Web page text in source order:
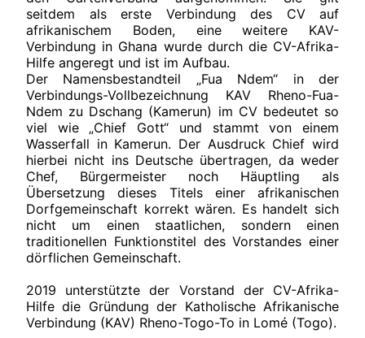
seitdem als erste Verbindung des CV auf
afrikanischem Boden, eine weitere KAV-
Verbindung in Ghana wurde durch die CV-Afrika-
Hilfe angeregt und ist im Aufbau.
Der Namensbestandteil „Fua Ndem“ in der
Verbindungs-Vollbezeichnung KAV Rheno-Fua-
Ndem zu Dschang (Kamerun) im CV bedeutet so
viel wie „Chief Gott“ und stammt von einem
Wasserfall in Kamerun. Der Ausdruck Chief wird
hierbei nicht ins Deutsche übertragen, da weder
Chef, Bürgermeister noch Häuptling als
Übersetzung dieses Titels einer afrikanischen
Dorfgemeinschaft korrekt wären. Es handelt sich
nicht um einen staatlichen, sondern einen
traditionellen Funktionstitel des Vorstandes einer
dörflichen Gemeinschaft.
2019 unterstützte der Vorstand der CV-Afrika-
Hilfe die Gründung der Katholische Afrikanische
Verbindung (KAV) Rheno-Togo-To in Lomé (Togo).